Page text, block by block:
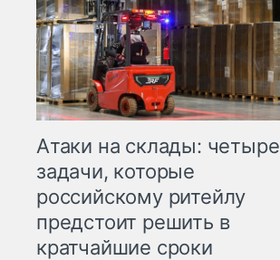
Атаки на склады: четыре
задачи, которые
российскому ритейлу
предстоит решить в
кратчайшие сроки